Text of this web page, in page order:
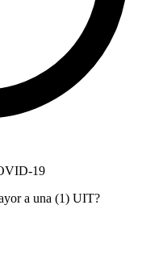
19
a una (1) UIT?